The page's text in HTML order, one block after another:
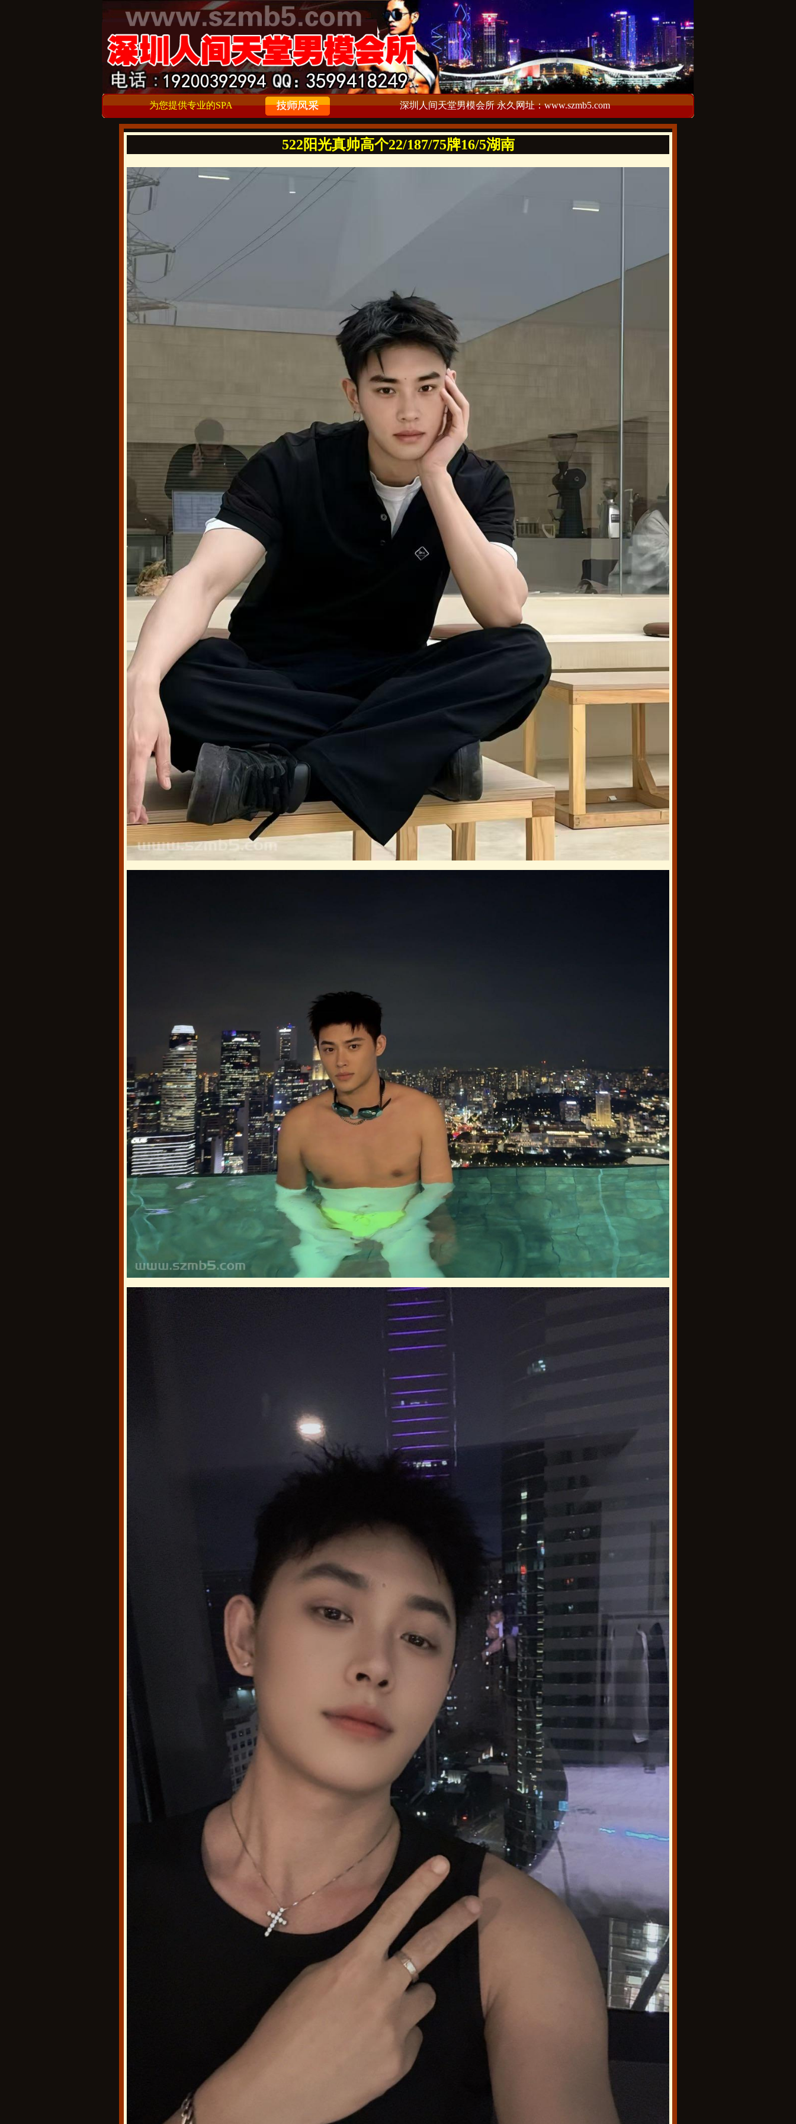
为您提供专业的SPA 深圳人间天堂男模会所 永久网址：www.szmb5.com
522阳光真帅高个22/187/75牌16/5湖南